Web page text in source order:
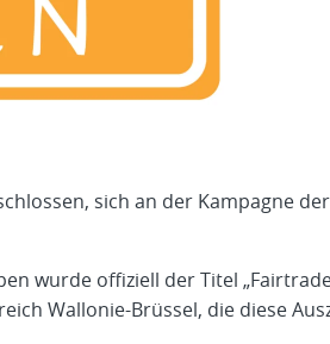
sich an der Kampagne
wurde offiziell der Titel
Wallonie-Brüssel, die diese